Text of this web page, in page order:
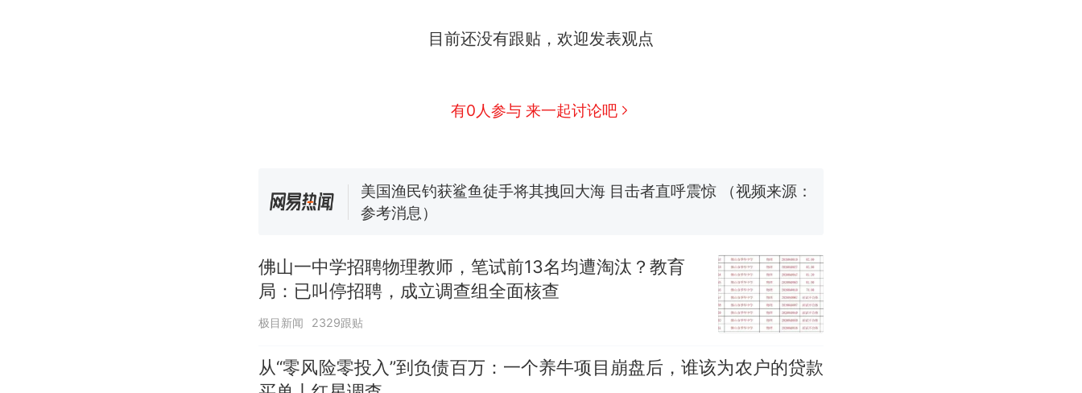
目前还没有跟贴，欢迎发表观点
有0人参与 来一起讨论吧
那个在床头放菜刀的女孩，因老师一句“跟我回家”改写了人生
费大厨“全国小炒肉大王”称号，仅凭视频评出？中国烹饪协会回应
美国渔民钓获鲨鱼徒手将其拽回大海 目击者直呼震惊 （视频来源：
参考消息）
热 那个在床头放菜刀的女孩，因老师一句“跟我回家”改写了人生
佛山一中学招聘物理教师，笔试前13名均遭淘汰？教育
局：已叫停招聘，成立调查组全面核查
极目新闻 2329跟贴
从“零风险零投入”到负债百万：一个养牛项目崩盘后，谁该为农户的贷款